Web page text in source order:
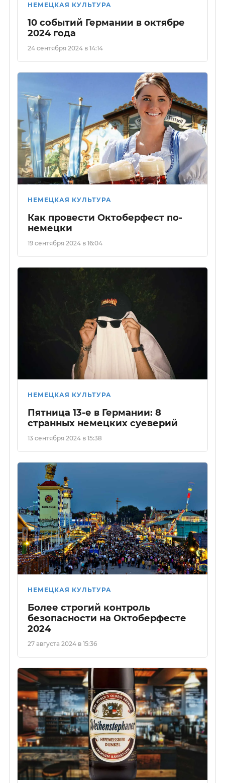
НЕМЕЦКАЯ КУЛЬТУРА
10 событий Германии в октябре
2024 года
24 сентября 2024 в 14:14
НЕМЕЦКАЯ КУЛЬТУРА
Как провести Октоберфест по-
немецки
19 сентября 2024 в 16:04
НЕМЕЦКАЯ КУЛЬТУРА
Пятница 13-е в Германии: 8
странных немецких суеверий
13 сентября 2024 в 15:38
НЕМЕЦКАЯ КУЛЬТУРА
Более строгий контроль
безопасности на Октоберфесте
2024
27 августа 2024 в 15:36